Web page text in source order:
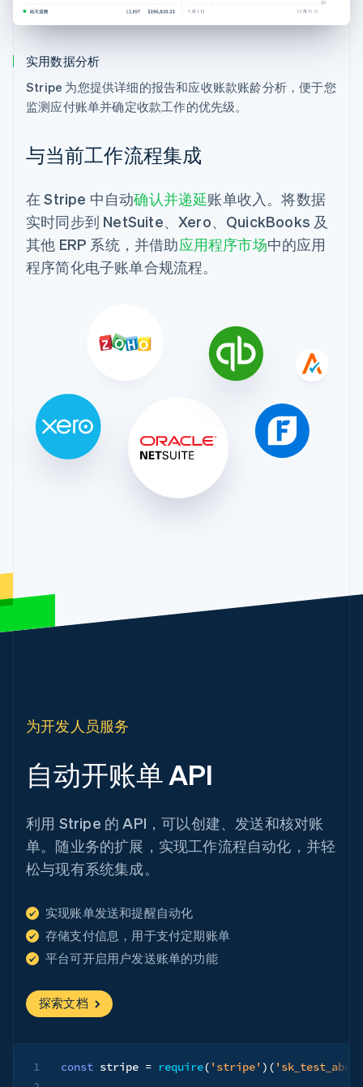
实用数据分析
Stripe 为您提供详细的报告和应收账款账龄分析，便于您
监测应付账单并确定收款工作的优先级。
与当前工作流程集成
在 Stripe 中自动确认并递延账单收入。将数据
实时同步到 NetSuite、Xero、QuickBooks 及
其他 ERP 系统，并借助应用程序市场中的应用
程序简化电子账单合规流程。
为开发人员服务
自动开账单 API
利用 Stripe 的 API，可以创建、发送和核对账
单。随业务的扩展，实现工作流程自动化，并轻
松与现有系统集成。
实现账单发送和提醒自动化
存储支付信息，用于支付定期账单
平台可开启用户发送账单的功能
探索文档
1
const stripe = require( 'stripe' ) (